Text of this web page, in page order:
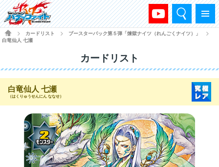
メニュー
検索
HOME
カードリスト ブースターパック第５弾「煉獄ナイツ（れんごくナイツ）」
白竜仙人 七瀬
カードリスト
白竜仙人 七瀬
（はくりゅうせんにん ななせ）